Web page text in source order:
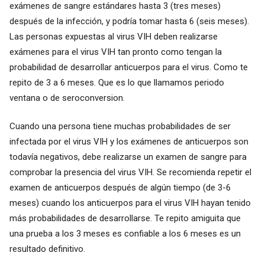
exámenes de sangre estándares hasta 3 (tres meses)
después de la infección, y podría tomar hasta 6 (seis meses).
Las personas expuestas al virus VIH deben realizarse
exámenes para el virus VIH tan pronto como tengan la
probabilidad de desarrollar anticuerpos para el virus. Como te
repito de 3 a 6 meses. Que es lo que llamamos periodo
ventana o de seroconversion.
Cuando una persona tiene muchas probabilidades de ser
infectada por el virus VIH y los exámenes de anticuerpos son
todavía negativos, debe realizarse un examen de sangre para
comprobar la presencia del virus VIH. Se recomienda repetir el
examen de anticuerpos después de algún tiempo (de 3-6
meses) cuando los anticuerpos para el virus VIH hayan tenido
más probabilidades de desarrollarse. Te repito amiguita que
una prueba a los 3 meses es confiable a los 6 meses es un
resultado definitivo.